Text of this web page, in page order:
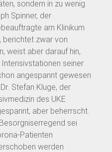
sondern in zu wenig
Spinner, der
am Klinikum
berichtet zwar von
weist aber darauf hin,
seiner
angespannt gewesen
Stefan Kluge, der
des UKE
aber beherrscht.
sei
Patienten
werden